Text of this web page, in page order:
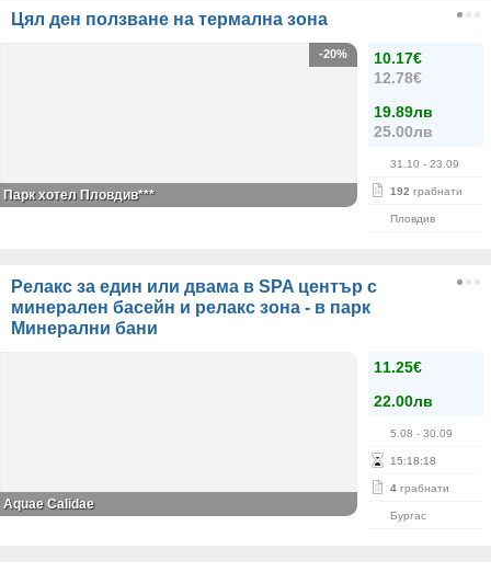
Цял ден ползване на термална зона
10.17€
12.78€
19.89лв
25.00лв
31.10 - 23.09
192 грабнати
Пловдив
-20%
Парк хотел Пловдив***
Релакс за един или двама в SPA център с
минерален басейн и релакс зона - в парк
Минерални бани
11.25€
22.00лв
5.08 - 30.09
15:18:18
4 грабнати
Бургас
Aquae Calidae